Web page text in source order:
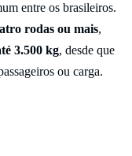
entre os brasileiros.
rodas ou mais,
3.500 kg, desde que
ou carga.